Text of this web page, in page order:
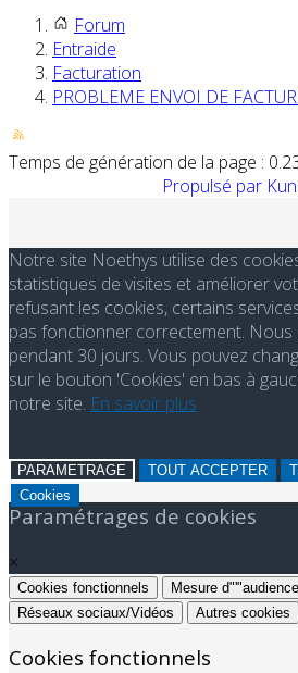
Forum
Entraide
Facturation
PROBLEME ENVOI DE
Temps de génération de la page :
Propulsé par
Notre site Noethys utilise des
statistiques de visites et améliorer
refusant les cookies, certains
pas fonctionner correctement.
pendant 30 jours. Vous pouvez
sur le bouton 'Cookies' en bas à
notre site. En savoir plus
PARAMETRAGE TOUT ACCEPTER
Cookies
Paramétrages de cookies
×
Cookies fonctionnels
Mesure d"'"audience
Réseaux sociaux/Vidéos
Autres cookies
Cookies fonctionnels